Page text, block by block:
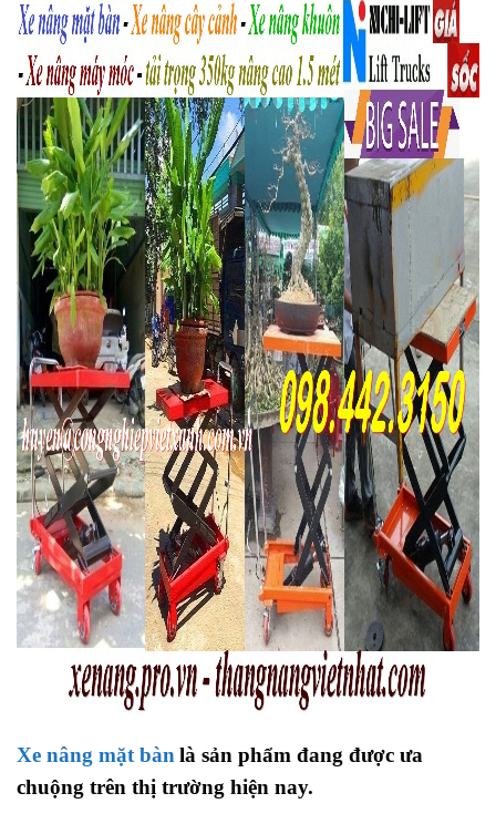
Xe nâng mặt bàn là sản phẩm đang được ưa
chuộng trên thị trường hiện nay.